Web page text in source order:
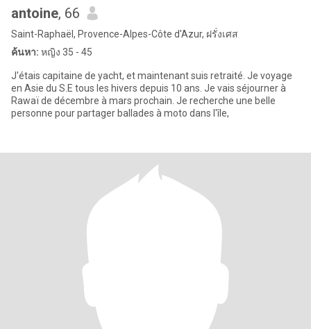
antoine, 66
Saint-Raphaël, Provence-Alpes-Côte d'Azur, ฝรั่งเศส
ค้นหา: หญิง 35 - 45
J'étais capitaine de yacht, et maintenant suis retraité. Je voyage
en Asie du S.E tous les hivers depuis 10 ans. Je vais séjourner à
Rawaï de décembre à mars prochain. Je recherche une belle
personne pour partager ballades à moto dans l'île,